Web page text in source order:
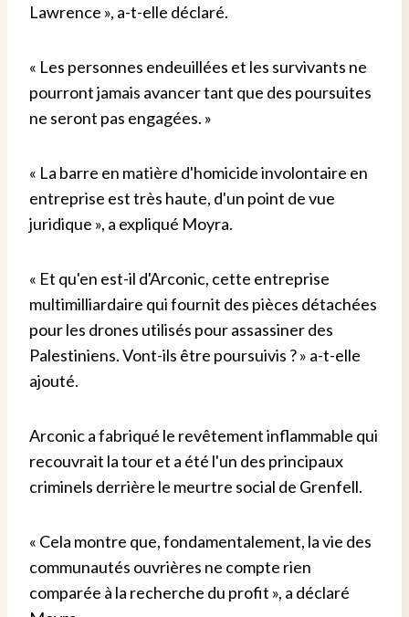
Lawrence », a-t-elle déclaré.
« Les personnes endeuillées et les survivants ne
pourront jamais avancer tant que des poursuites
ne seront pas engagées. »
« La barre en matière d'homicide involontaire en
entreprise est très haute, d'un point de vue
juridique », a expliqué Moyra.
« Et qu'en est-il d'Arconic, cette entreprise
multimilliardaire qui fournit des pièces détachées
pour les drones utilisés pour assassiner des
Palestiniens. Vont-ils être poursuivis ? » a-t-elle
ajouté.
Arconic a fabriqué le revêtement inflammable qui
recouvrait la tour et a été l'un des principaux
criminels derrière le meurtre social de Grenfell.
« Cela montre que, fondamentalement, la vie des
communautés ouvrières ne compte rien
comparée à la recherche du profit », a déclaré